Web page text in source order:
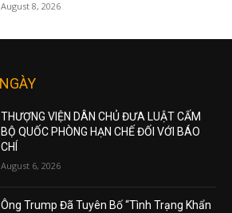
August 8, 2026
THƯỢNG VIỆN DÂN CHỦ ĐƯA LUẬT CẤM
BỘ QUỐC PHÒNG HẠN CHẾ ĐỐI VỚI BÁO
CHÍ
August 6, 2026
Ông Trump Đã Tuyên Bố “Tình Trạng Khẩn